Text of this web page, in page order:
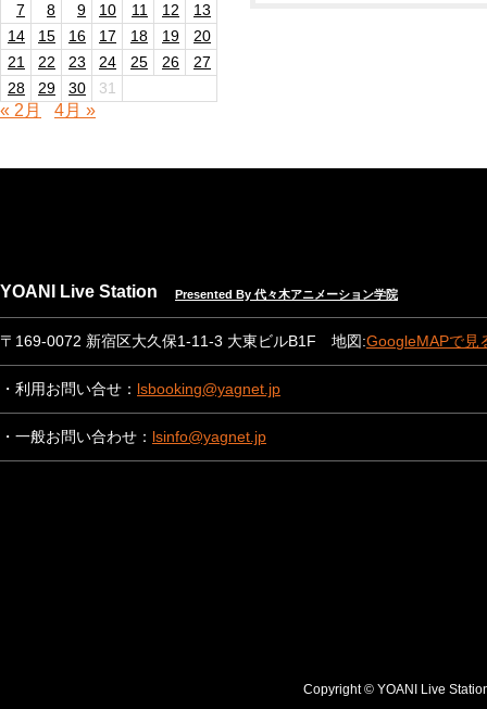
7
8 9 10 11 12
13
14
15 16 17 18 19
20
21
22 23 24 25 26
27
28
29 30 31
« 2月 4月 »
YOANI Live Station Presented By 代々木アニメーション学院
〒169-0072 新宿区大久保1-11-3 大東ビルB1F 地図:GoogleMAPで見
・利用お問い合せ： lsbooking@yagnet.jp
・一般お問い合わせ： lsinfo@yagnet.jp
Copyright © YOANI Live